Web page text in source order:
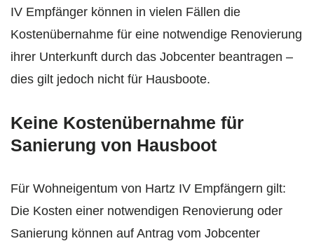
IV Empfänger können in vielen Fällen die
Kostenübernahme für eine notwendige Renovierung
ihrer Unterkunft durch das Jobcenter beantragen –
dies gilt jedoch nicht für Hausboote.
Keine Kostenübernahme für
Sanierung von Hausboot
Für Wohneigentum von Hartz IV Empfängern gilt:
Die Kosten einer notwendigen Renovierung oder
Sanierung können auf Antrag vom Jobcenter